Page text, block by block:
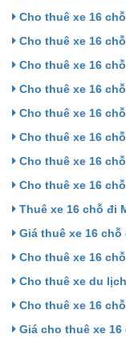
Cho thuê xe 16
Cho thuê xe 16
Cho thuê xe 16
Cho thuê xe 16
Cho thuê xe 16
Cho thuê xe 16
Cho thuê xe 16
Cho thuê xe 16
Thuê xe 16 chỗ đi
Giá thuê xe 16
Cho thuê xe 16
Cho thuê xe du
Cho thuê xe 16
Giá cho thuê xe